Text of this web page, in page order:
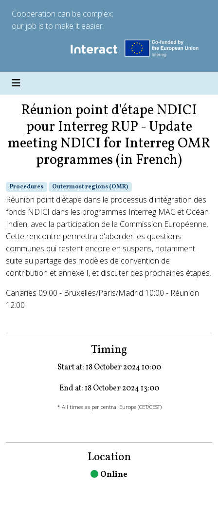
Cooperation can be complex;
our job is to make it easier.
Réunion point d'étape NDICI
pour Interreg RUP - Update
meeting NDICI for Interreg OMR
programmes (in French)
Procedures Outermost regions (OMR)
Réunion point d'étape dans le processus d'intégration des
fonds NDICI dans les programmes Interreg MAC et Océan
Indien, avec la participation de la Commission Européenne.
Cette rencontre permettra d'aborder les questions
communes qui restent encore en suspens, notamment
suite au partage des modèles de convention de
contribution et annexe I, et discuter des prochaines étapes.
Canaries 09:00 - Bruxelles/Paris/Madrid 10:00 - Réunion
12:00
Timing
Start at: 18 October 2024 10:00
End at: 18 October 2024 13:00
* All times as per central Europe (CET/CEST)
Location
Online